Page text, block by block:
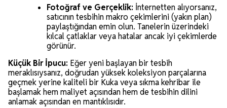
Fotoğraf ve Gerçeklik: İnternetten alıyorsanız,
satıcının tesbihin makro çekimlerini (yakın plan)
paylaştığından emin olun. Tanelerin üzerindeki
kılcal çatlaklar veya hatalar ancak iyi çekimlerde
görünür.
Küçük Bir İpucu: Eğer yeni başlayan bir tesbih
meraklısıysanız, doğrudan yüksek koleksiyon parçalarına
geçmek yerine kaliteli bir Kuka veya sıkma kehribar ile
başlamak hem maliyet açısından hem de tesbihin dilini
anlamak açısından en mantıklısıdır.